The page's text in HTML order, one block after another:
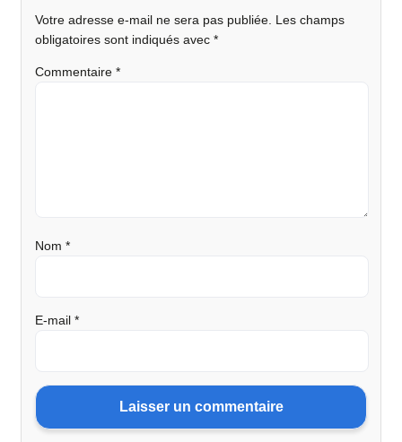
Votre adresse e-mail ne sera pas publiée. Les champs
obligatoires sont indiqués avec *
Commentaire *
Nom *
E-mail *